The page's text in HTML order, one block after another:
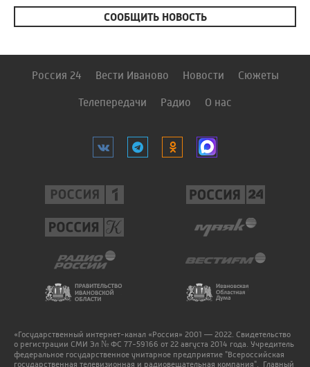
СООБЩИТЬ НОВОСТЬ
Россия 24 Вести Иваново Новости Сюжеты
Телепередачи Радио О нас
«Государственный интернет-канал «Россия» 2001 — 2022. Свидетельство
о регистрации СМИ Эл № ФС 77-59166 от 22 августа 2014 года. Учредитель
федеральное государственное унитарное предприятие "Всероссийская
государственная телевизионная и радиовещательная компания". Главный